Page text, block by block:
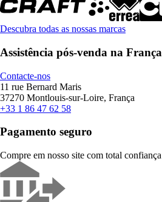
Descubra todas as nossas marcas
Assistência pós-venda na França
Contacte-nos
11 rue Bernard Maris
37270 Montlouis-sur-Loire, França
+33 1 86 47 62 58
Pagamento seguro
Compre em nosso site com total confiança